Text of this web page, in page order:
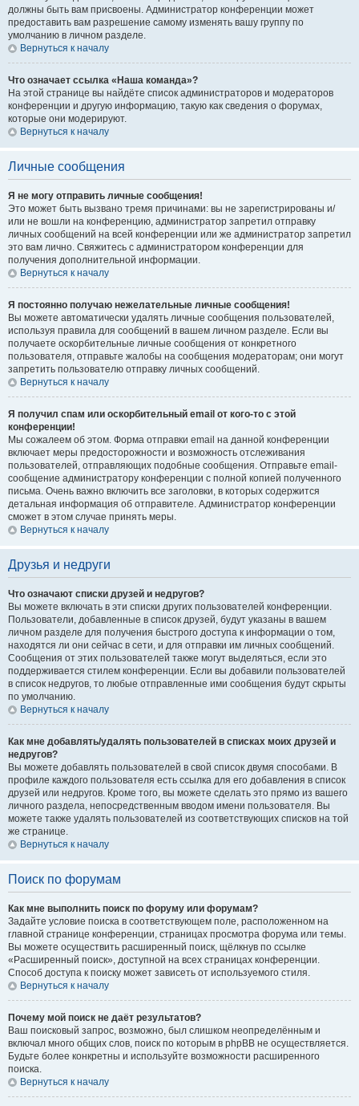
должны быть вам присвоены. Администратор конференции может
предоставить вам разрешение самому изменять вашу группу по
умолчанию в личном разделе.
Вернуться к началу
Что означает ссылка «Наша команда»?
На этой странице вы найдёте список администраторов и модераторов
конференции и другую информацию, такую как сведения о форумах,
которые они модерируют.
Вернуться к началу
Личные сообщения
Я не могу отправить личные сообщения!
Это может быть вызвано тремя причинами: вы не зарегистрированы и/
или не вошли на конференцию, администратор запретил отправку
личных сообщений на всей конференции или же администратор запретил
это вам лично. Свяжитесь с администратором конференции для
получения дополнительной информации.
Вернуться к началу
Я постоянно получаю нежелательные личные сообщения!
Вы можете автоматически удалять личные сообщения пользователей,
используя правила для сообщений в вашем личном разделе. Если вы
получаете оскорбительные личные сообщения от конкретного
пользователя, отправьте жалобы на сообщения модераторам; они могут
запретить пользователю отправку личных сообщений.
Вернуться к началу
Я получил спам или оскорбительный email от кого-то с этой
конференции!
Мы сожалеем об этом. Форма отправки email на данной конференции
включает меры предосторожности и возможность отслеживания
пользователей, отправляющих подобные сообщения. Отправьте email-
сообщение администратору конференции с полной копией полученного
письма. Очень важно включить все заголовки, в которых содержится
детальная информация об отправителе. Администратор конференции
сможет в этом случае принять меры.
Вернуться к началу
Друзья и недруги
Что означают списки друзей и недругов?
Вы можете включать в эти списки других пользователей конференции.
Пользователи, добавленные в список друзей, будут указаны в вашем
личном разделе для получения быстрого доступа к информации о том,
находятся ли они сейчас в сети, и для отправки им личных сообщений.
Сообщения от этих пользователей также могут выделяться, если это
поддерживается стилем конференции. Если вы добавили пользователей
в список недругов, то любые отправленные ими сообщения будут скрыты
по умолчанию.
Вернуться к началу
Как мне добавлять/удалять пользователей в списках моих друзей и
недругов?
Вы можете добавлять пользователей в свой список двумя способами. В
профиле каждого пользователя есть ссылка для его добавления в список
друзей или недругов. Кроме того, вы можете сделать это прямо из вашего
личного раздела, непосредственным вводом имени пользователя. Вы
можете также удалять пользователей из соответствующих списков на той
же странице.
Вернуться к началу
Поиск по форумам
Как мне выполнить поиск по форуму или форумам?
Задайте условие поиска в соответствующем поле, расположенном на
главной странице конференции, страницах просмотра форума или темы.
Вы можете осуществить расширенный поиск, щёлкнув по ссылке
«Расширенный поиск», доступной на всех страницах конференции.
Способ доступа к поиску может зависеть от используемого стиля.
Вернуться к началу
Почему мой поиск не даёт результатов?
Ваш поисковый запрос, возможно, был слишком неопределённым и
включал много общих слов, поиск по которым в phpBB не осуществляется.
Будьте более конкретны и используйте возможности расширенного
поиска.
Вернуться к началу